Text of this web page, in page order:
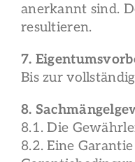
anerkannt sind.
resultieren.
7.
Bis zur
8.
8.1. Die
8.2. Eine